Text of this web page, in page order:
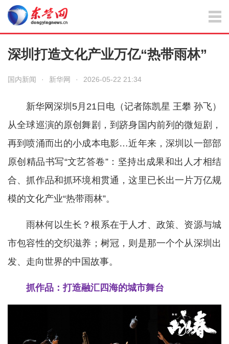
深圳打造文化产业万亿“热带雨林”
国内新闻 · 新华网 · 2026-05-22 21:34
新华网深圳5月21日电（记者陈凯星 王攀 孙飞）
从全球巡演的原创舞剧，到跻身国内前列的微短剧，
再到喷涌而出的小成本电影…近年来，深圳以一部部
原创精品书写“文艺答卷”：坚持出成果和出人才相结
合、抓作品和抓环境相贯通，这里已长出一片万亿规
模的文化产业“热带雨林”。
雨林何以生长？根系在于人才、政策、资源与城
市包容性的交织滋养；树冠，则是那一个个从深圳出
发、走向世界的中国故事。
抓作品：打造融汇四海的城市舞台